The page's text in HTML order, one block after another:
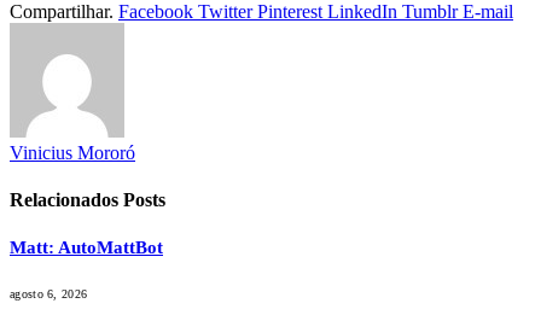
Compartilhar. Facebook Twitter Pinterest LinkedIn Tumblr E-mail
Vinicius Mororó
Relacionados Posts
Matt: AutoMattBot
agosto 6, 2026